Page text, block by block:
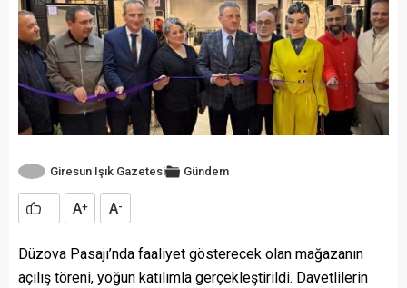
Giresun Işık Gazetesi Gündem
A+ A-
Düzova Pasajı’nda faaliyet gösterecek olan mağazanın
açılış töreni, yoğun katılımla gerçekleştirildi. Davetlilerin